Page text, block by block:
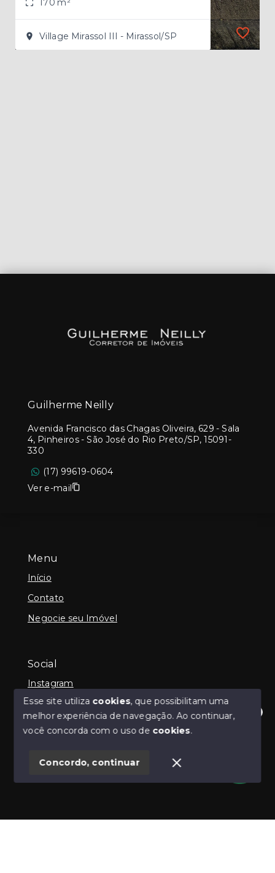
170 m²
Village Mirassol III - Mirassol/SP
Olá! Estamos disponíveis para te ajudar.
Menu
Início
Contato
Negocie seu Imóvel
Social
Instagram
© Copyright 2026 - Guilherme Neilly - Todos os
SITE PARA IMOBILIARIA
Guilherme Neilly
Avenida Francisco das Chagas Oliveira, 629 - Sala
4, Pinheiros - São José do Rio Preto/SP, 15091-
330
(17) 99619-0604
Ver e-mail
Esse site utiliza cookies, que possibilitam uma
melhor experiência de navegação.Ao continuar,
você concorda com o uso de cookies.
Concordo, continuar